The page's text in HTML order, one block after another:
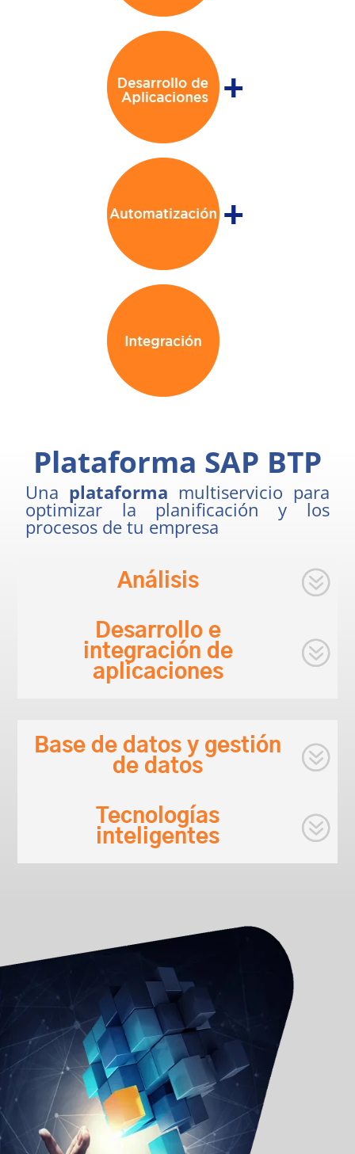
Plataforma SAP BTP
Una plataforma multiservicio para
optimizar la planificación y los
procesos de tu empresa
Análisis
Desarrollo e
integración de
aplicaciones
Base de datos y gestión
de datos
Tecnologías
inteligentes